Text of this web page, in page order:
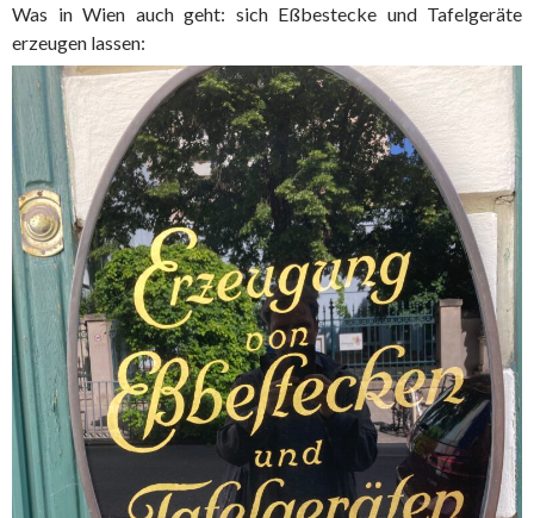
Was in Wien auch geht: sich Eßbestecke und Tafelgeräte
erzeugen lassen: